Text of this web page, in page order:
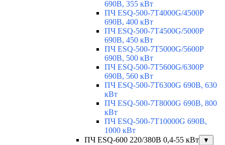
690В, 355 кВт
ПЧ ESQ-500-7T4000G/4500P
690В, 400 кВт
ПЧ ESQ-500-7T4500G/5000P
690В, 450 кВт
ПЧ ESQ-500-7T5000G/5600P
690В, 500 кВт
ПЧ ESQ-500-7T5600G/6300P
690В, 560 кВт
ПЧ ESQ-500-7T6300G 690В, 630
кВт
ПЧ ESQ-500-7T8000G 690В, 800
кВт
ПЧ ESQ-500-7T10000G 690В,
1000 кВт
ПЧ ESQ-600 220/380В 0,4-55 кВт
▼